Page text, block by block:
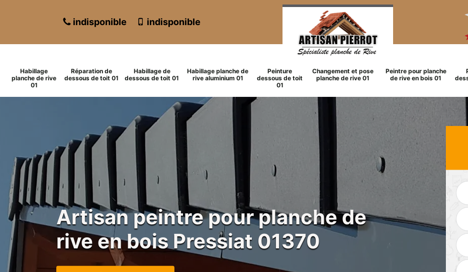
indisponible indisponible
Habillage
planche de rive
01
Réparation de
dessous de toit 01
Habillage de
dessous de toit 01
Habillage planche de
rive aluminium 01
Peinture
dessous de toit
01
Changement et pose
planche de rive 01
Peintre pour planche
de rive en bois 01
Artisan peintre pour planche de
rive en bois Pressiat 01370